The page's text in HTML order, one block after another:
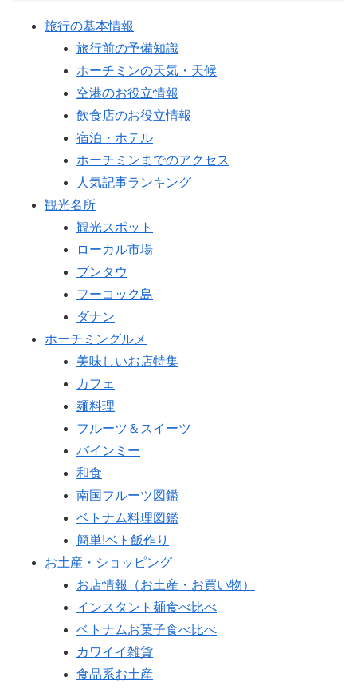
旅行の基本情報
旅行前の予備知識
ホーチミンの天気・天候
空港のお役立情報
飲食店のお役立情報
宿泊・ホテル
ホーチミンまでのアクセス
人気記事ランキング
観光名所
観光スポット
ローカル市場
ブンタウ
フーコック島
ダナン
ホーチミングルメ
美味しいお店特集
カフェ
麺料理
フルーツ＆スイーツ
バインミー
和食
南国フルーツ図鑑
ベトナム料理図鑑
簡単!ベト飯作り
お土産・ショッピング
お店情報（お土産・お買い物）
インスタント麺食べ比べ
ベトナムお菓子食べ比べ
カワイイ雑貨
食品系お土産